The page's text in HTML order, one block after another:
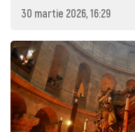
30 martie 2026, 16:29